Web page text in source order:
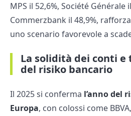
MPS il 52,6%, Société Générale
Commerzbank il 48,9%,
uno scenario favorevole a
La solidità dei conti
del risiko bancario
Il 2025 si conferma l’anno del
Europa, con colossi come